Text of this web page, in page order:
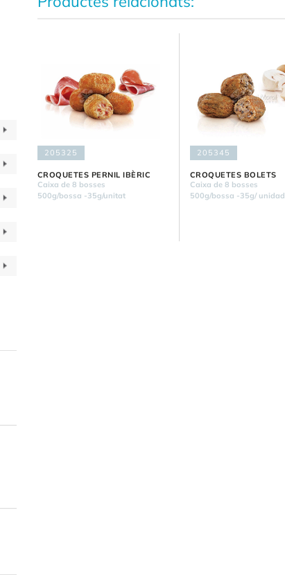
205325
CROQUETES PERNIL IBÈRIC
Caixa de 8 bosses
500g/bossa -35g/unitat
205345
CROQUETES BOLETS
Caixa de 8 bosses
500g/bossa -35g/ unidad